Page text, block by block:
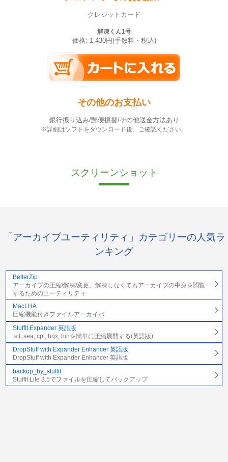
クレジットカード
解凍くん1号
価格: 1,430円(手数料・税込)
その他のお支払い
銀行振り込み/郵便振替/その他送金方法あり
※詳細はソフトをダウンロード後、ご確認ください。
スクリーンショット
「アーカイブユーティリティ」カテゴリーの人気ラ
ンキング
BetterZip
アーカイブの圧縮/解凍/変更、解凍しなくてもアーカイブの中身を閲覧
するためのユーティリティ
MacLHA
圧縮機能付きファイルアーカイバ
StuffIt Expander 英語版
.sit,.sea,.cpt,.hqx,.binを簡単に圧縮展開する(英語版)
DropStuff with Expander Enhancer 英語版
DropStuff with Expander Enhancer 英語版
backup_by_stuffit
StuffIt Lite 3.5でファイルを圧縮してバックアップ